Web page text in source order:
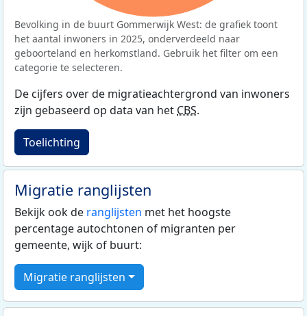
Bevolking in de buurt Gommerwijk West: de grafiek toont
het aantal inwoners in 2025, onderverdeeld naar
geboorteland en herkomstland. Gebruik het filter om een
categorie te selecteren.
De cijfers over de migratieachtergrond van inwoners
zijn gebaseerd op data van het CBS.
Toelichting
Migratie ranglijsten
Bekijk ook de ranglijsten met het hoogste
percentage autochtonen of migranten per
gemeente, wijk of buurt:
Migratie ranglijsten